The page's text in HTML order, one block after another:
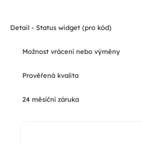
Detail - Status widget (pro kód)
Možnost vrácení nebo výměny
Prověřená kvalita
24 měsíční záruka